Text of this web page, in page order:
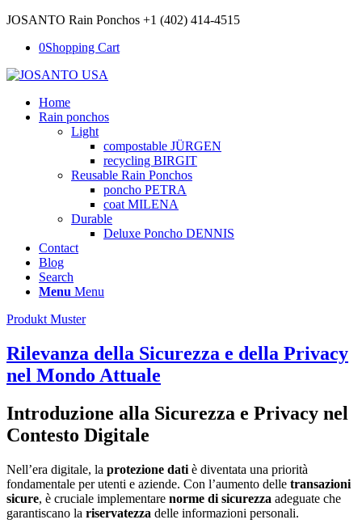
JOSANTO Rain Ponchos +1 (402) 414-4515
0Shopping Cart
Home
Rain ponchos
Light
compostable JÜRGEN
recycling BIRGIT
Reusable Rain Ponchos
poncho PETRA
coat MILENA
Durable
Deluxe Poncho DENNIS
Contact
Blog
Search
Menu Menu
Produkt Muster
Rilevanza della Sicurezza e della Privacy
nel Mondo Attuale
Introduzione alla Sicurezza e Privacy nel
Contesto Digitale
Nell’era digitale, la protezione dati è diventata una priorità
fondamentale per utenti e aziende. Con l’aumento delle transazioni
sicure, è cruciale implementare norme di sicurezza adeguate che
garantiscano la riservatezza delle informazioni personali.